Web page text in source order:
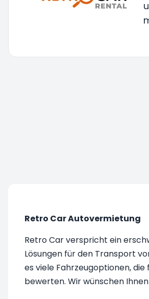
Retro Car Autovermietung
Retro Car verspricht ein
Lösungen für den Transport
es viele Fahrzeugoptionen,
bewerten. Wir wünschen